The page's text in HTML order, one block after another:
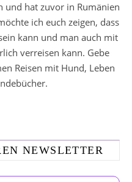
und hat zuvor in Rumänien
ich euch zeigen, dass
kann und man auch mit
verreisen kann. Gebe
Reisen mit Hund, Leben
NEWSLETTER